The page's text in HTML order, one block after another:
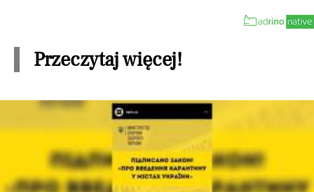
Przeczytaj więcej!